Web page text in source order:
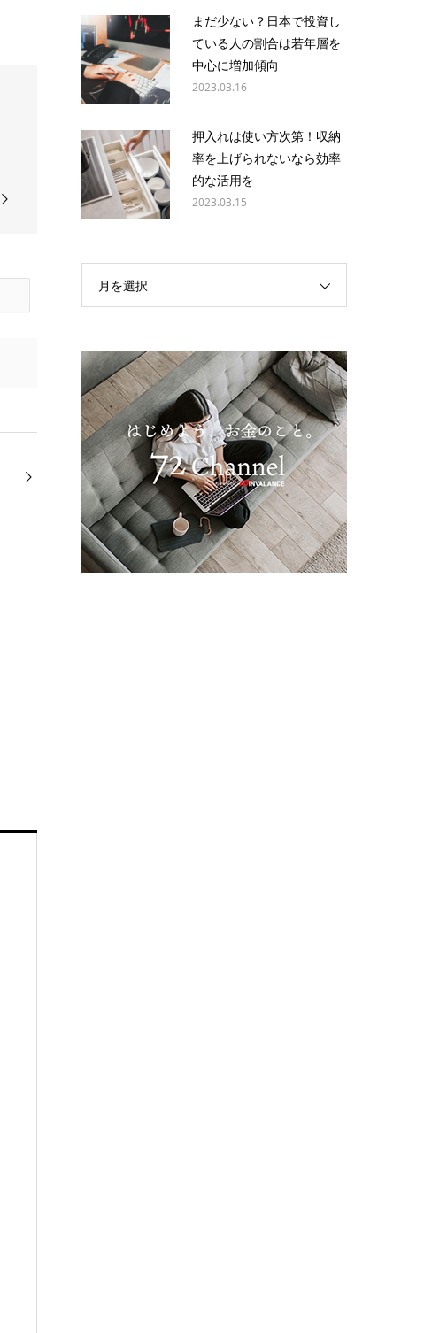
まだ少ない？日本で投資し
ている人の割合は若年層を
中心に増加傾向
2023.03.16
押入れは使い方次第！収納
率を上げられないなら効率
的な活用を
2023.03.15
月を選択